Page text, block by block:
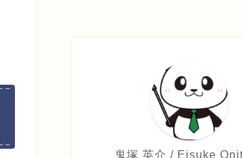
鬼塚 英介 / Eisuke